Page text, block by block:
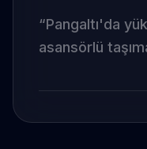
“Pangaltı'da
asansörlü